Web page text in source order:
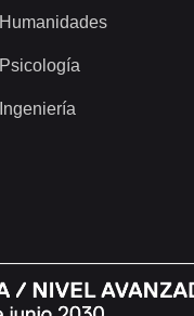
Humanidades
Psicología
Ingeniería